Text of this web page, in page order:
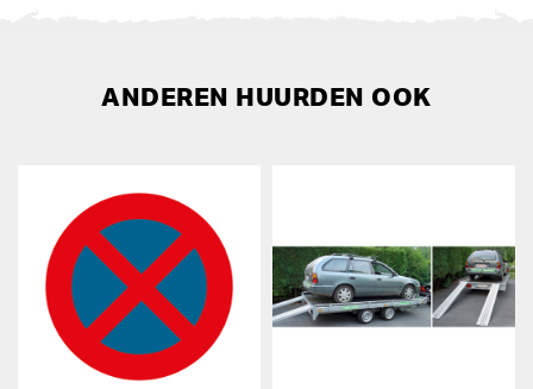
ANDEREN HUURDEN OOK